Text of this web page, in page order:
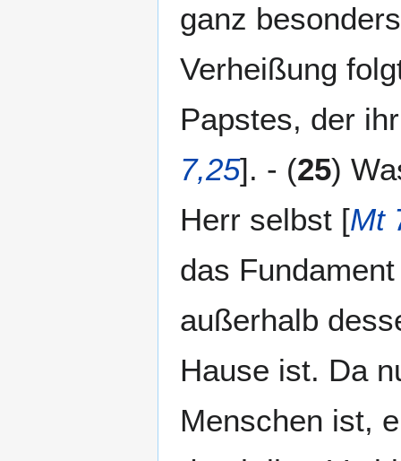
ganz
Verheißung
Papstes, der
7,25]. - (25)
Herr selbst [Mt
das
außerhalb
Hause ist. Da
Menschen ist,